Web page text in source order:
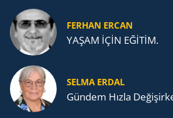
FERHAN ERCAN
YAŞAM İÇİN EĞİTİM.
SELMA ERDAL
Gündem Hızla